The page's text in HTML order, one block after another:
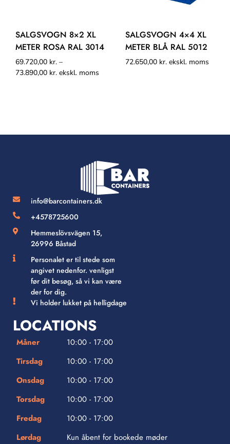
SALGSVOGN 8×2 XL
METER ROSA RAL 3014
69.720,00 kr. –
73.890,00 kr. ekskl. moms
SALGSVOGN 4×4 XL
METER BLÅ RAL 5012
72.650,00 kr. ekskl. moms
info@barcontainers.dk
+4578725600
Hemmeslövsvägen 15,
26996 Båstad
Personalet er til stede som
angivet nedenfor. venligst
før dit besøg, så vi kan være
der for dig.
Vi holder lukket på helligdage
LOCATIONS
Måner
10:00 - 17:00
Tirsdag
10:00 - 17:00
Onsdag
10:00 - 17:00
Torsdag
10:00 - 17:00
Fredag
10:00 - 17:00
Lørdag
Kun åbent for bookede møder